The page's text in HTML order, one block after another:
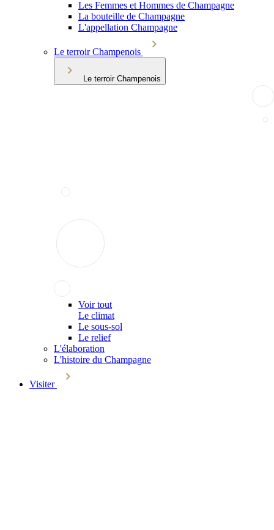
Les Femmes et Hommes de Champagne
La bouteille de Champagne
L'appellation Champagne
Le terroir Champenois
Le terroir Champenois
Voir tout
Le climat
Le sous-sol
Le relief
L'élaboration
L'histoire du Champagne
Visiter